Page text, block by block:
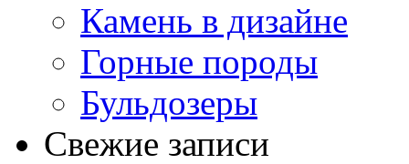
Камень в дизайне
Горные породы
Бульдозеры
Свежие записи